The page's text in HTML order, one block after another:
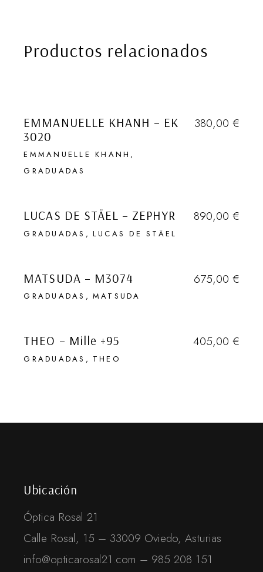
Productos relacionados
EMMANUELLE KHANH – EK
3020
EMMANUELLE KHANH
GRADUADAS
380,00 €
LUCAS DE STÄEL – ZEPHYR
GRADUADAS LUCAS DE STÄEL
890,00 €
MATSUDA – M3074
GRADUADAS MATSUDA
675,00 €
THEO – Mille +95
GRADUADAS THEO
405,00 €
Ubicación
Óptica Rosal 21
Calle Rosal, 15 – 33009 Oviedo, Asturias
info@opticarosal21.com – 985 208 151
HABLAMOS (1 VEZ AL MES) DE
DESCUBRIMIENTOS EN GENERAL,
DE LUGARES SECRETOS, DE
TODO TIPO. TAMBIÉN DE GAFAS.
Que quede entre